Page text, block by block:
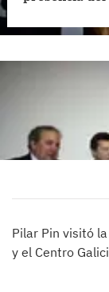
Pilar Pin visitó
y el Centro